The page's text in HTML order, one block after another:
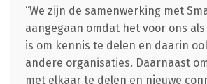
“We zijn de samenwerking met
aangegaan omdat het voor ons als
is om kennis te delen en daarin
andere organisaties. Daarnaast
met elkaar te delen en nieuwe